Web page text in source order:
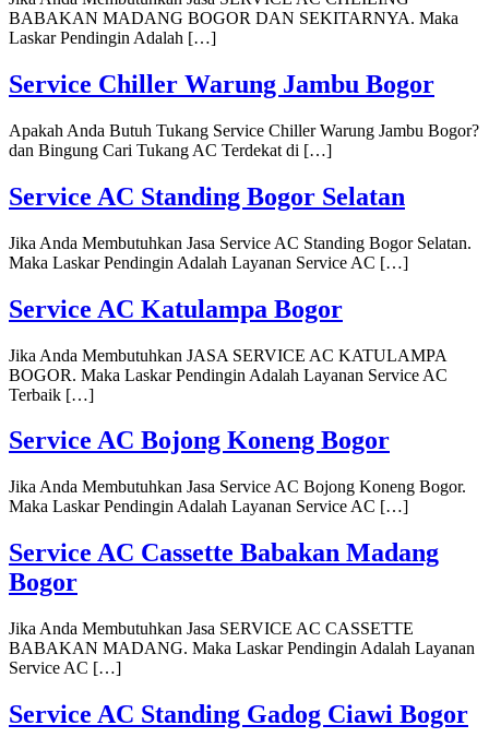
BABAKAN MADANG BOGOR DAN SEKITARNYA. Maka
Laskar Pendingin Adalah […]
Service Chiller Warung Jambu Bogor
Apakah Anda Butuh Tukang Service Chiller Warung Jambu Bogor?
dan Bingung Cari Tukang AC Terdekat di […]
Service AC Standing Bogor Selatan
Jika Anda Membutuhkan Jasa Service AC Standing Bogor Selatan.
Maka Laskar Pendingin Adalah Layanan Service AC […]
Service AC Katulampa Bogor
Jika Anda Membutuhkan JASA SERVICE AC KATULAMPA
BOGOR. Maka Laskar Pendingin Adalah Layanan Service AC
Terbaik […]
Service AC Bojong Koneng Bogor
Jika Anda Membutuhkan Jasa Service AC Bojong Koneng Bogor.
Maka Laskar Pendingin Adalah Layanan Service AC […]
Service AC Cassette Babakan Madang
Bogor
Jika Anda Membutuhkan Jasa SERVICE AC CASSETTE
BABAKAN MADANG. Maka Laskar Pendingin Adalah Layanan
Service AC […]
Service AC Standing Gadog Ciawi Bogor